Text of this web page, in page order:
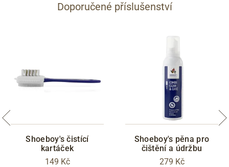
Doporučené příslušenství
Shoeboy's čistící
kartáček
149 Kč
Shoeboy's pěna pro
čištění a údržbu
279 Kč